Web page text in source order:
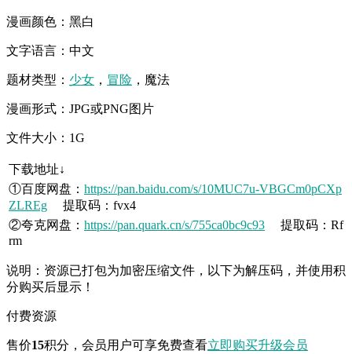
漫画颜色：黑白
文字语言：中文
题材类型： 少女 ， 冒险 ，魔法
漫画形式：JPG或PNG图片
文件大小：1G
下载地址↓
①百度网盘： https://pan.baidu.com/s/10MUC7u-VBGCm0pCXp
ZLREg 提取码：fvx4
②夸克网盘： https://pan.quark.cn/s/755ca0bc9c93 提取码：Rf
rm
说明：资源已打包为加密压缩文件，以下为解压码，并使用积
分购买后显示！
付费资源
售价15积分 ，会员用户可享免费查看立即购买升级会员